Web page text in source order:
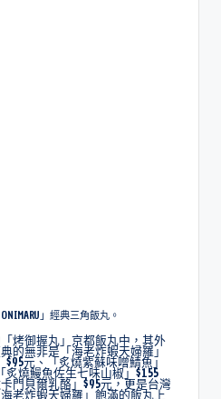
」經典三角飯丸。
「烤御握丸」京都飯丸中，其外
的無非是「海老炸蝦天婦羅」
元、「炙燒紫蘇味噌鯖魚」
炙燒鰻魚佐生七味山椒」$155
門貝爾乳酪」$95元，更是台灣
老炸蝦天婦羅」飽滿的飯丸上